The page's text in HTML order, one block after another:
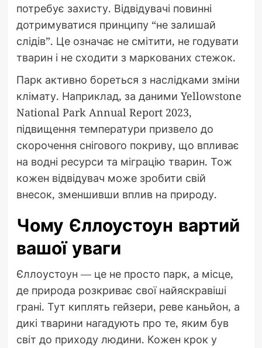
потребує захисту. Відвідувачі повинні
дотримуватися принципу “не залишай
слідів”. Це означає не смітити, не годувати
тварин і не сходити з маркованих стежок.
Парк активно бореться з наслідками зміни
клімату. Наприклад, за даними Yellowstone
National Park Annual Report 2023,
підвищення температури призвело до
скорочення снігового покриву, що впливає
на водні ресурси та міграцію тварин. Тож
кожен відвідувач може зробити свій
внесок, зменшивши вплив на природу.
Чому Єллоустоун вартий
вашої уваги
Єллоустоун — це не просто парк, а місце,
де природа розкриває свої найяскравіші
грані. Тут киплять гейзери, реве каньйон, а
дикі тварини нагадують про те, яким був
світ до приходу людини. Кожен крок у